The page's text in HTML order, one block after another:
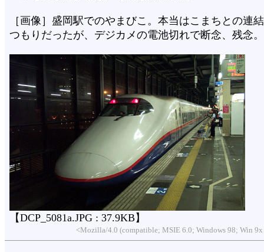
［画像］盛岡駅でのやまびこ。本当はこまちとの連
つもりだったが、デジカメの電池切れで断念、残念。
【DCP_5081a.JPG : 37.9KB】
<Mozilla/4.0 (compatible; MSIE 6.0; Windows 98; Win